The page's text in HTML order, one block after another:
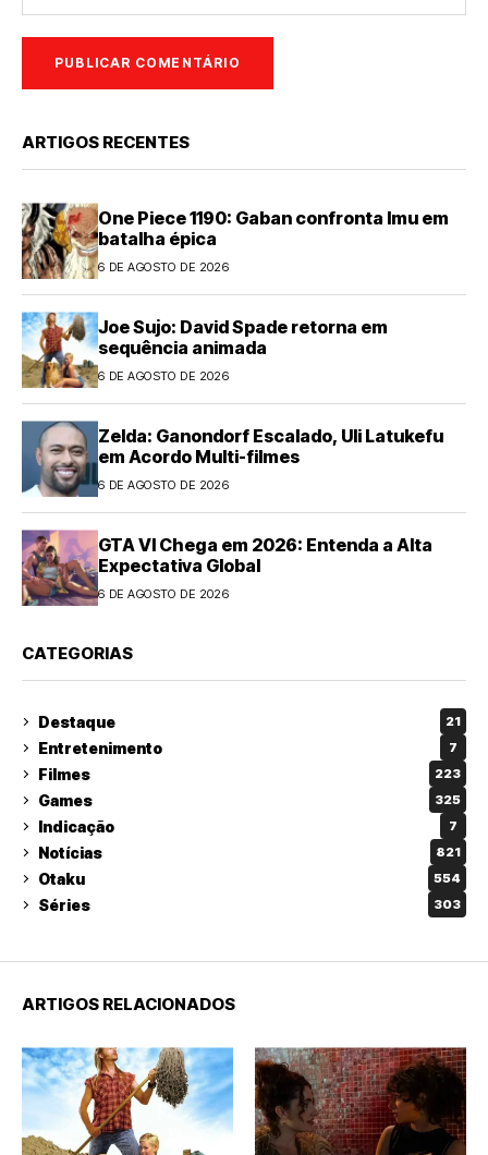
ARTIGOS RECENTES
One Piece 1190: Gaban confronta Imu em
batalha épica
6 DE AGOSTO DE 2026
Joe Sujo: David Spade retorna em
sequência animada
6 DE AGOSTO DE 2026
Zelda: Ganondorf Escalado, Uli Latukefu
em Acordo Multi-filmes
6 DE AGOSTO DE 2026
GTA VI Chega em 2026: Entenda a Alta
Expectativa Global
6 DE AGOSTO DE 2026
CATEGORIAS
Destaque 21
Entretenimento 7
Filmes 223
Games 325
Indicação 7
Notícias 821
Otaku 554
Séries 303
ARTIGOS RELACIONADOS